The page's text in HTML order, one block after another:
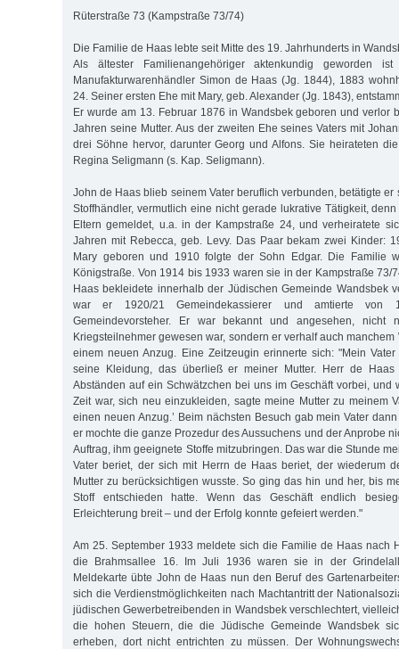
Rüterstraße 73 (Kampstraße 73/74)
Die Familie de Haas lebte seit Mitte des 19. Jahrhunderts in
Als ältester Familienangehöriger aktenkundig geworden
Manufakturwarenhändler Simon de Haas (Jg. 1844), 1883
24. Seiner ersten Ehe mit Mary, geb. Alexander (Jg. 1843),
Er wurde am 13. Februar 1876 in Wandsbek geboren und verlor
Jahren seine Mutter. Aus der zweiten Ehe seines Vaters mit
drei Söhne hervor, darunter Georg und Alfons. Sie heirateten
Regina Seligmann (s. Kap. Seligmann).
John de Haas blieb seinem Vater beruflich verbunden, betätigte er
Stoffhändler, vermutlich eine nicht gerade lukrative Tätigkeit,
Eltern gemeldet, u.a. in der Kampstraße 24, und verheiratete
Jahren mit Rebecca, geb. Levy. Das Paar bekam zwei Kinder:
Mary geboren und 1910 folgte der Sohn Edgar. Die Familie
Königstraße. Von 1914 bis 1933 waren sie in der Kampstraße 73/
Haas bekleidete innerhalb der Jüdischen Gemeinde Wandsbek
war er 1920/21 Gemeindekassierer und amtierte
Gemeindevorsteher. Er war bekannt und angesehen,
Kriegsteilnehmer gewesen war, sondern er verhalf auch
einem neuen Anzug. Eine Zeitzeugin erinnerte sich: "Mein
seine Kleidung, das überließ er meiner Mutter. Herr de Haas
Abständen auf ein Schwätzchen bei uns im Geschäft vorbei, und
Zeit war, sich neu einzukleiden, sagte meine Mutter zu meinem
einen neuen Anzug.’ Beim nächsten Besuch gab mein Vater
er mochte die ganze Prozedur des Aussuchens und der Anprobe
Auftrag, ihm geeignete Stoffe mitzubringen. Das war die Stunde
Vater beriet, der sich mit Herrn de Haas beriet, der wiederum
Mutter zu berücksichtigen wusste. So ging das hin und her, bis
Stoff entschieden hatte. Wenn das Geschäft endlich
Erleichterung breit – und der Erfolg konnte gefeiert werden."
Am 25. September 1933 meldete sich die Familie de Haas nach
die Brahmsallee 16. Im Juli 1936 waren sie in der
Meldekarte übte John de Haas nun den Beruf des
sich die Verdienstmöglichkeiten nach Machtantritt der
jüdischen Gewerbetreibenden in Wandsbek verschlechtert,
die hohen Steuern, die die Jüdische Gemeinde Wandsbek
erheben, dort nicht entrichten zu müssen. Der